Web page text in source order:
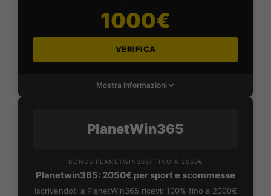
1000€
VERIFICA
Mostra Informazioni
PlanetWin365
BONUS PLANETWIN365: FINO A 2050€
Planetwin365: 2050€ per sport e scommesse
Iscrivendoti a PlanetWin365 ricevi: 100% fino a 2000€